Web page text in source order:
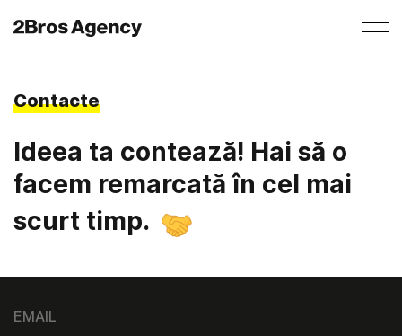
Contacte
Ideea ta contează! Hai să o
facem remarcată în cel mai
scurt timp.
EMAIL